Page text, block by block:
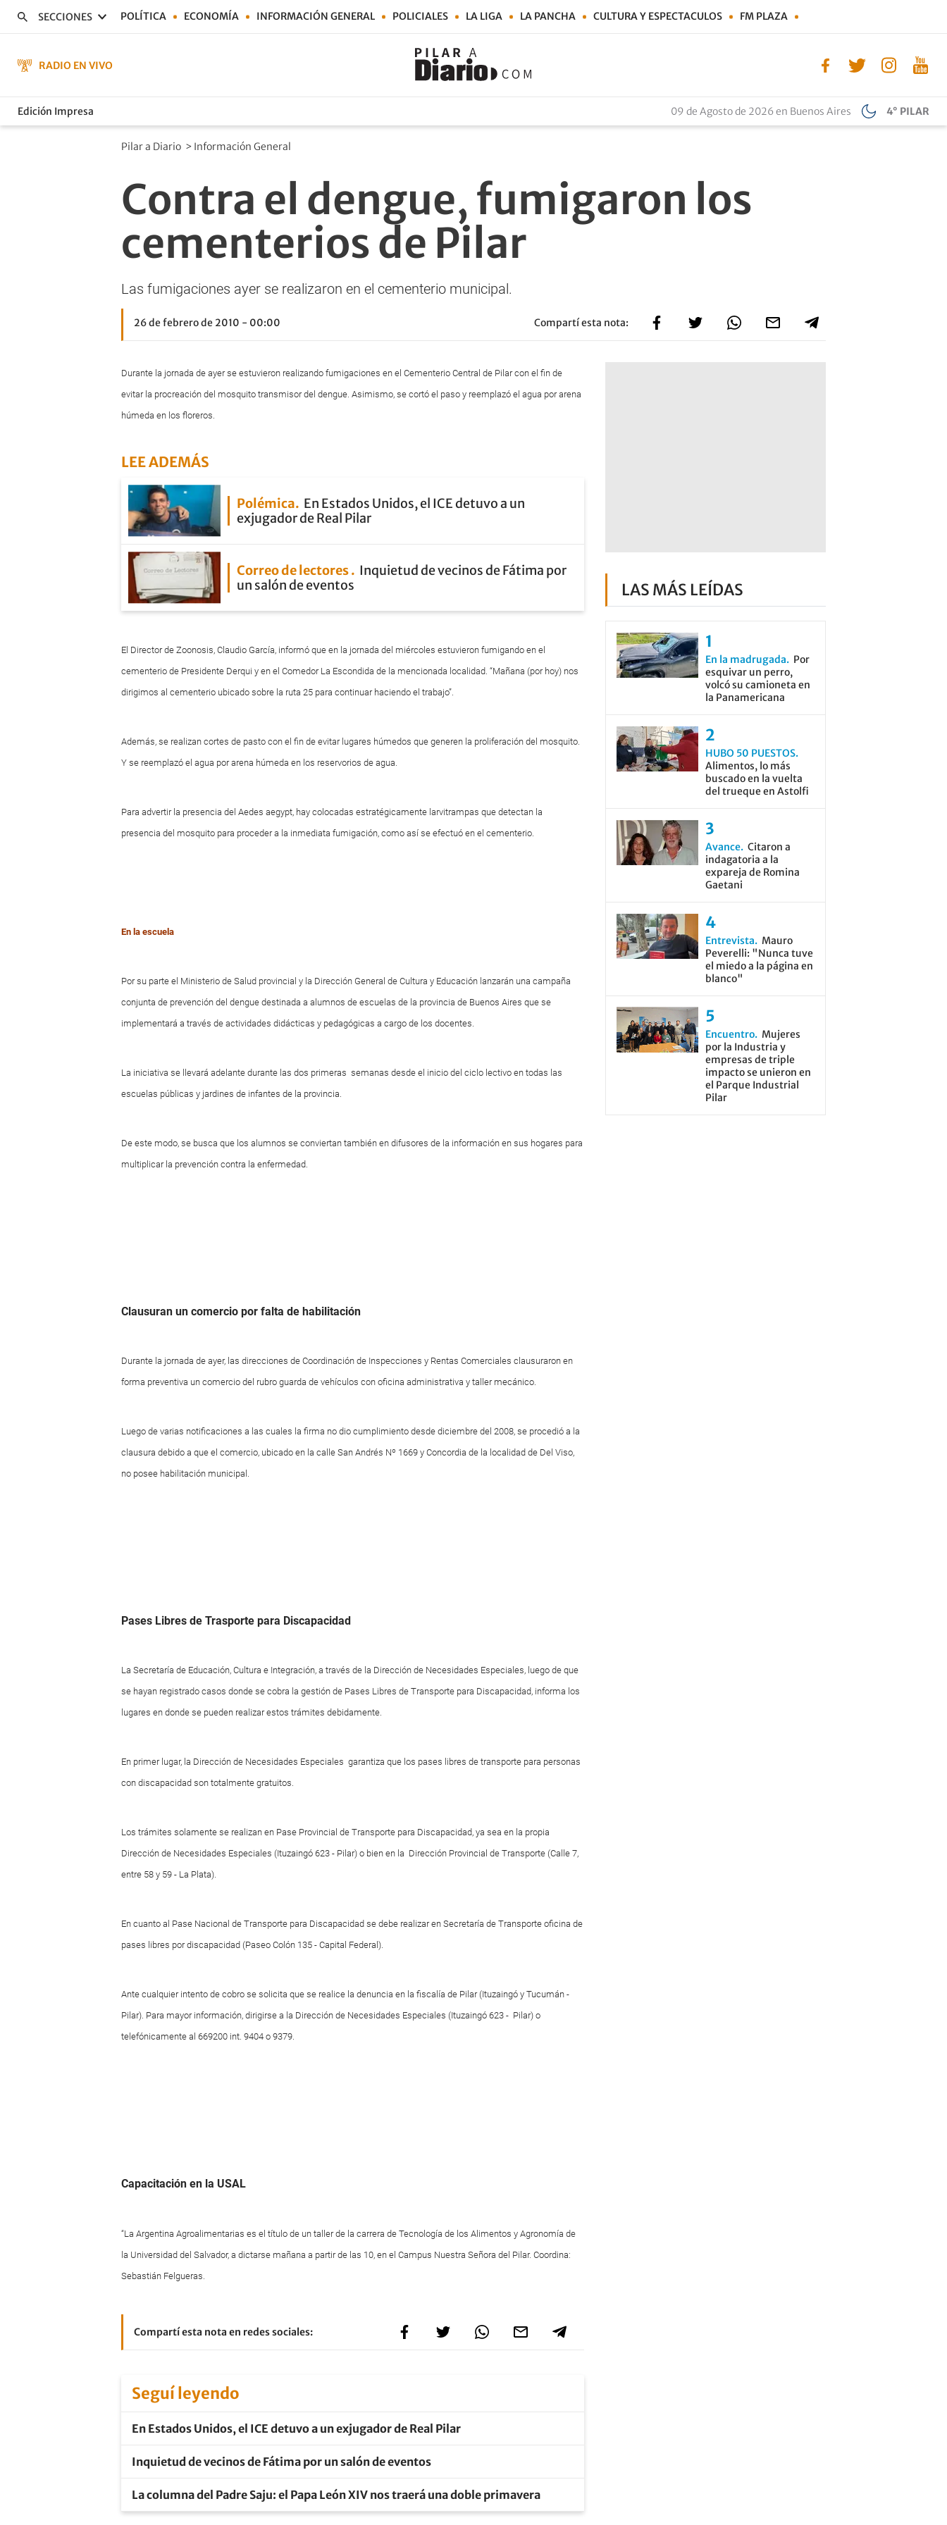
SECCIONES POLÍTICA ECONOMÍA INFORMACIÓN GENERAL POLICIALES LA LIGA LA PANCHA CULTURA Y ESPECTACULOS FM PLAZA
RADIO EN VIVO
Edición Impresa 09 de Agosto de 2026 en Buenos Aires 4° PILAR
Pilar a Diario > Información General
Contra el dengue, fumigaron los
cementerios de Pilar
Las fumigaciones ayer se realizaron en el cementerio municipal.
26 de febrero de 2010 - 00:00 Compartí esta nota:
Durante la jornada de ayer se estuvieron realizando fumigaciones en el Cementerio Central de Pilar con el fin de
evitar la procreación del mosquito transmisor del dengue. Asimismo, se cortó el paso y reemplazó el agua por arena
húmeda en los floreros.
LEE ADEMÁS
Polémica
En Estados Unidos, el ICE detuvo a un
exjugador de Real Pilar
Correo de lectores
Inquietud de vecinos de Fátima por
un salón de eventos
El Director de Zoonosis, Claudio García, informó que en la jornada del miércoles estuvieron fumigando en el
cementerio de Presidente Derqui y en el Comedor La Escondida de la mencionada localidad. “Mañana (por hoy) nos
dirigimos al cementerio ubicado sobre la ruta 25 para continuar haciendo el trabajo”.
Además, se realizan cortes de pasto con el fin de evitar lugares húmedos que generen la proliferación del mosquito.
Y se reemplazó el agua por arena húmeda en los reservorios de agua.
Para advertir la presencia del Aedes aegypt, hay colocadas estratégicamente larvitrampas que detectan la
presencia del mosquito para proceder a la inmediata fumigación, como así se efectuó en el cementerio.
En la escuela
Por su parte el Ministerio de Salud provincial y la Dirección General de Cultura y Educación lanzarán una campaña
conjunta de prevención del dengue destinada a alumnos de escuelas de la provincia de Buenos Aires que se
implementará a través de actividades didácticas y pedagógicas a cargo de los docentes.
La iniciativa se llevará adelante durante las dos primeras semanas desde el inicio del ciclo lectivo en todas las
escuelas públicas y jardines de infantes de la provincia.
De este modo, se busca que los alumnos se conviertan también en difusores de la información en sus hogares para
multiplicar la prevención contra la enfermedad.
Clausuran un comercio por falta de habilitación
Durante la jornada de ayer, las direcciones de Coordinación de Inspecciones y Rentas Comerciales clausuraron en
forma preventiva un comercio del rubro guarda de vehículos con oficina administrativa y taller mecánico.
Luego de varias notificaciones a las cuales la firma no dio cumplimiento desde diciembre del 2008, se procedió a la
clausura debido a que el comercio, ubicado en la calle San Andrés Nº 1669 y Concordia de la localidad de Del Viso,
no posee habilitación municipal.
Pases Libres de Trasporte para Discapacidad
La Secretaría de Educación, Cultura e Integración, a través de la Dirección de Necesidades Especiales, luego de que
se hayan registrado casos donde se cobra la gestión de Pases Libres de Transporte para Discapacidad, informa los
lugares en donde se pueden realizar estos trámites debidamente.
En primer lugar, la Dirección de Necesidades Especiales garantiza que los pases libres de transporte para personas
con discapacidad son totalmente gratuitos.
Los trámites solamente se realizan en Pase Provincial de Transporte para Discapacidad, ya sea en la propia
Dirección de Necesidades Especiales (Ituzaingó 623 - Pilar) o bien en la Dirección Provincial de Transporte (Calle 7,
entre 58 y 59 - La Plata).
En cuanto al Pase Nacional de Transporte para Discapacidad se debe realizar en Secretaría de Transporte oficina de
pases libres por discapacidad (Paseo Colón 135 - Capital Federal).
Ante cualquier intento de cobro se solicita que se realice la denuncia en la fiscalía de Pilar (Ituzaingó y Tucumán -
Pilar). Para mayor información, dirigirse a la Dirección de Necesidades Especiales (Ituzaingó 623 - Pilar) o
telefónicamente al 669200 int. 9404 o 9379.
Capacitación en la USAL
“La Argentina Agroalimentarias es el título de un taller de la carrera de Tecnología de los Alimentos y Agronomía de
la Universidad del Salvador, a dictarse mañana a partir de las 10, en el Campus Nuestra Señora del Pilar. Coordina:
Sebastián Felgueras.
Compartí esta nota en redes sociales:
Seguí leyendo
En Estados Unidos, el ICE detuvo a un exjugador de Real Pilar
Inquietud de vecinos de Fátima por un salón de eventos
La columna del Padre Saju: el Papa León XIV nos traerá una doble primavera
LAS MÁS LEÍDAS
En la madrugada
Por
esquivar un perro,
volcó su camioneta en
la Panamericana
HUBO 50 PUESTOS
Alimentos, lo más
buscado en la vuelta
del trueque en Astolfi
Avance Citaron a
indagatoria a la
expareja de Romina
Gaetani
Entrevista
Mauro
Peverelli: "Nunca tuve
el miedo a la página en
blanco"
Encuentro Mujeres
por la Industria y
empresas de triple
impacto se unieron en
el Parque Industrial
Pilar